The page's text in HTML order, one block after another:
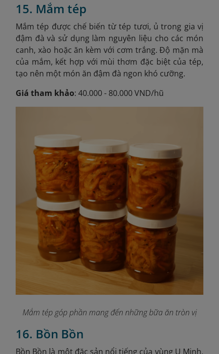
15. Mắm tép
Mắm tép được chế biến từ tép tươi, ủ trong gia vị
đậm đà và sử dụng làm nguyên liệu cho các món
canh, xào hoặc ăn kèm với cơm trắng. Độ mặn mà
của mắm, kết hợp với mùi thơm đặc biệt của tép,
tạo nên một món ăn đậm đà ngon khó cưỡng.
Giá tham khảo: 40.000 - 80.000 VND/hũ
Mắm tép góp phần mang đến những bữa ăn tròn vị
16. Bồn Bồn
Bồn Bồn là một đặc sản nổi tiếng của vùng U Minh,